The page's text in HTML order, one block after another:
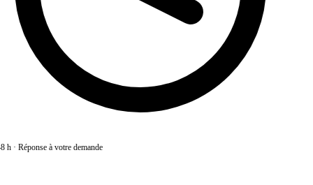
h·Réponse à votre demande